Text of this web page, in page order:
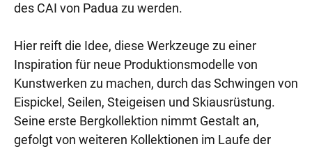
des CAI von Padua zu werden.
Hier reift die Idee, diese Werkzeuge zu einer
Inspiration für neue Produktionsmodelle von
Kunstwerken zu machen, durch das Schwingen von
Eispickel, Seilen, Steigeisen und Skiausrüstung.
Seine erste Bergkollektion nimmt Gestalt an,
gefolgt von weiteren Kollektionen im Laufe der